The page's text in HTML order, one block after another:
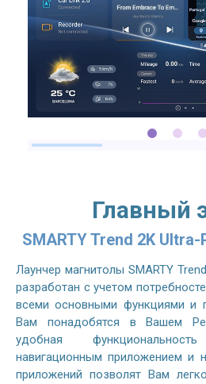
Главный
SMARTY Trend 2K
Лаунчер магнитолы SMARTY
разработан с учетом
всеми основными функциями и
Вам понадобятся в Вашем
удобная
навигационным приложением и
приложений позволят Вам